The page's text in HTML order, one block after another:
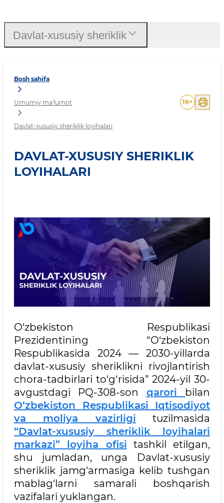
Bosh sahifa
Umumiy ma'lumot
Davlat-xususiy sheriklik loyihalari
16+
DAVLAT-XUSUSIY SHERIKLIK
LOYIHALARI
O‘zbekiston Respublikasi
Prezidentining “O‘zbekiston
Respublikasida 2024 — 2030-yillarda
davlat-xususiy sheriklikni rivojlantirish
chora-tadbirlari to‘g‘risida” 2024-yil 30-
avgustdagi PQ-308-son qarori bilan
O‘zbekiston Respublikasi Iqtisodiyot
va moliya vazirligi tuzilmasida
“Davlat-xususiy sheriklik loyihalari
markazi” loyiha ofisi tashkil etilgan,
shu jumladan, unga Davlat-xususiy
sheriklik jamg‘armasiga kelib tushgan
mablag‘larni samarali boshqarish
vazifalari yuklangan.
Davlat-xususiy sheriklik